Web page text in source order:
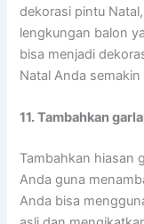
dekorasi pintu
lengkungan balon
bisa menjadi
Natal Anda semakin
11. Tambahkan
Tambahkan hiasan
Anda guna
Anda bisa